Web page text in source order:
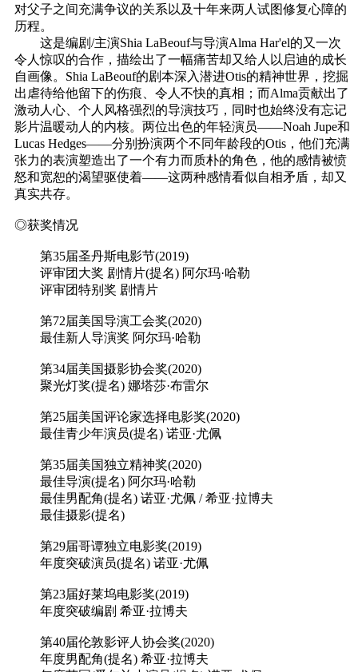
对父子之间充满争议的关系以及十年来两人试图修复心障的
历程。
这是编剧/主演Shia LaBeouf与导演Alma Har'el的又一次
令人惊叹的合作，描绘出了一幅痛苦却又给人以启迪的成长
自画像。Shia LaBeouf的剧本深入潜进Otis的精神世界，挖掘
出虐待给他留下的伤痕、令人不快的真相；而Alma贡献出了
激动人心、个人风格强烈的导演技巧，同时也始终没有忘记
影片温暖动人的内核。两位出色的年轻演员——Noah Jupe和
Lucas Hedges——分别扮演两个不同年龄段的Otis，他们充满
张力的表演塑造出了一个有力而质朴的角色，他的感情被愤
怒和宽恕的渴望驱使着——这两种感情看似自相矛盾，却又
真实共存。
◎获奖情况
第35届圣丹斯电影节(2019)
评审团大奖 剧情片(提名) 阿尔玛·哈勒
评审团特别奖 剧情片
第72届美国导演工会奖(2020)
最佳新人导演奖 阿尔玛·哈勒
第34届美国摄影协会奖(2020)
聚光灯奖(提名) 娜塔莎·布雷尔
第25届美国评论家选择电影奖(2020)
最佳青少年演员(提名) 诺亚·尤佩
第35届美国独立精神奖(2020)
最佳导演(提名) 阿尔玛·哈勒
最佳男配角(提名) 诺亚·尤佩 / 希亚·拉博夫
最佳摄影(提名)
第29届哥谭独立电影奖(2019)
年度突破演员(提名) 诺亚·尤佩
第23届好莱坞电影奖(2019)
年度突破编剧 希亚·拉博夫
第40届伦敦影评人协会奖(2020)
年度男配角(提名) 希亚·拉博夫